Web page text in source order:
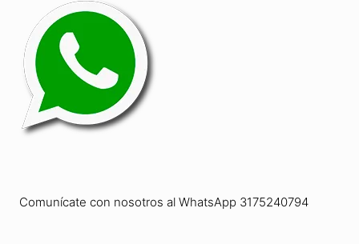
Comunícate con nosotros al WhatsApp 3175240794